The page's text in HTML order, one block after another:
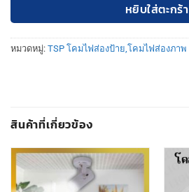
หยิบใส่ตะกร้า
หมวดหมู่: TSP โคมไฟส่องป้าย,โคมไฟส่องภาพ
สินค้าที่เกี่ยวข้อง